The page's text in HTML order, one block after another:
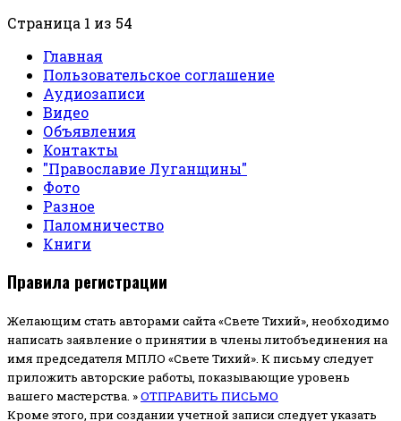
Страница 1 из 54
Главная
Пользовательское соглашение
Аудиозаписи
Видео
Объявления
Контакты
"Православие Луганщины"
Фото
Разное
Паломничество
Книги
Правила регистрации
Желающим стать авторами сайта «Свете Тихий», необходимо
написать заявление о принятии в члены литобъединения на
имя председателя МПЛО «Свете Тихий». К письму следует
приложить авторские работы, показывающие уровень
вашего мастерства. »ОТПРАВИТЬ ПИСЬМО
Кроме этого, при создании учетной записи следует указать